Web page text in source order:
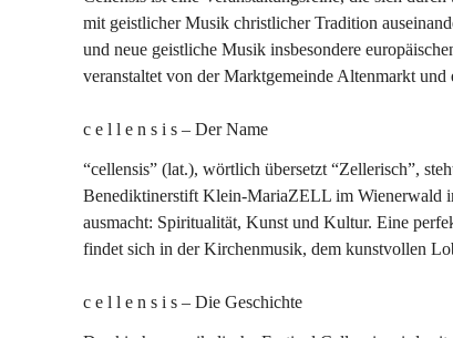
mit geistlicher Musik christlicher Tradition
und neue geistliche Musik insbesondere
veranstaltet von der Marktgemeinde Altenmarkt und
c e l l e n s i s – Der Name
“cellensis” (lat.), wörtlich übersetzt “Zellerisch”,
Benediktinerstift Klein-MariaZELL im Wienerwald
ausmacht: Spiritualität, Kunst und Kultur. Eine
findet sich in der Kirchenmusik, dem kunstvollen
c e l l e n s i s – Die Geschichte